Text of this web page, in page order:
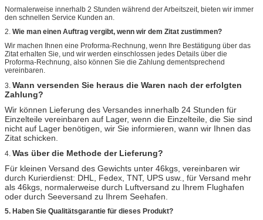
Normalerweise innerhalb 2 Stunden während der Arbeitszeit, bieten wir immer
den schnellen Service Kunden an.
2. Wie man einen Auftrag vergibt, wenn wir dem Zitat zustimmen?
Wir machen Ihnen eine Proforma-Rechnung, wenn Ihre Bestätigung über das
Zitat erhalten Sie, und wir werden einschlossen jedes Details über die
Proforma-Rechnung, also können Sie die Zahlung dementsprechend
vereinbaren.
3. Wann versenden Sie heraus die Waren nach der erfolgten
Zahlung?
Wir können Lieferung des Versandes innerhalb 24 Stunden für
Einzelteile vereinbaren auf Lager, wenn die Einzelteile, die Sie sind
nicht auf Lager benötigen, wir Sie informieren, wann wir Ihnen das
Zitat schicken.
4. Was über die Methode der Lieferung?
Für kleinen Versand des Gewichts unter 46kgs, vereinbaren wir
durch Kurierdienst: DHL, Fedex, TNT, UPS usw., für Versand mehr
als 46kgs, normalerweise durch Luftversand zu Ihrem Flughafen
oder durch Seeversand zu Ihrem Seehafen.
5. Haben Sie Qualitätsgarantie für dieses Produkt?